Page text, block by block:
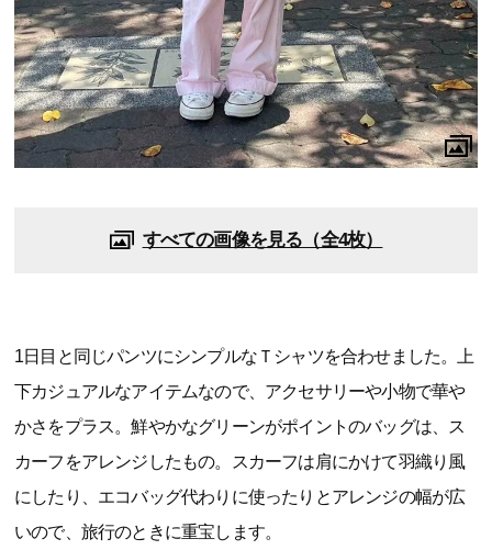
すべての画像を見る（全4枚）
1日目と同じパンツにシンプルなＴシャツを合わせました。上
下カジュアルなアイテムなので、アクセサリーや小物で華や
かさをプラス。鮮やかなグリーンがポイントのバッグは、ス
カーフをアレンジしたもの。スカーフは肩にかけて羽織り風
にしたり、エコバッグ代わりに使ったりとアレンジの幅が広
いので、旅行のときに重宝します。